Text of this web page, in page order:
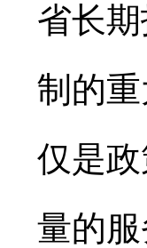
省长
制的
仅是
量的